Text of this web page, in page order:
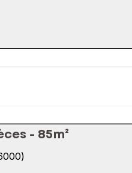
- 85m²
)